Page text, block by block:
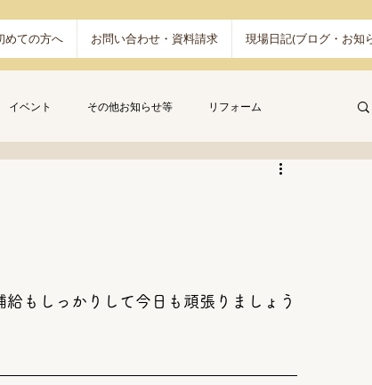
めての方へ お問い合わせ・資料請求 現場日記(ブログ・お知
イベント その他お知らせ等 リフォーム
もしっかりして今日も頑張りましょう